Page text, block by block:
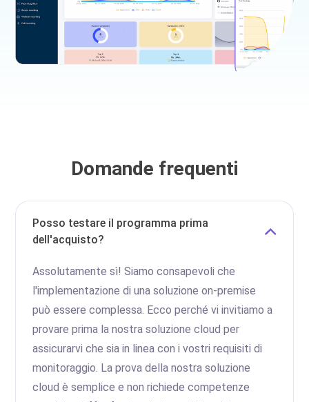
Domande frequenti
Posso testare il programma prima
dell'acquisto?
Assolutamente sì! Siamo consapevoli che
l'implementazione di una soluzione on-premise
può essere complessa. Ecco perché vi invitiamo a
provare prima la nostra soluzione cloud per
assicurarvi che sia in linea con i vostri requisiti di
monitoraggio. La prova della nostra soluzione
cloud è semplice e non richiede competenze